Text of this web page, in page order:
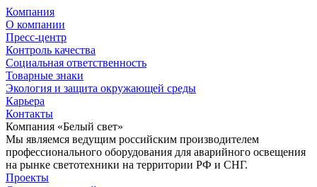
Компания
О компании
Пресс-центр
Контроль качества
Социальная ответственность
Товарные знаки
Экология и защита окружающей среды
Карьера
Контакты
Компания «Белый свет»
Мы являемся ведущим российским производителем
профессионального оборудования для аварийного освещения
на рынке светотехники на территории РФ и СНГ.
Проекты